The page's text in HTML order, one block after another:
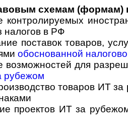
схемам (формам)
контролируемых
налогов в РФ
поставок товаров,
обоснованной
возможностей для
рубежом
товаров ИТ
проектов ИТ за